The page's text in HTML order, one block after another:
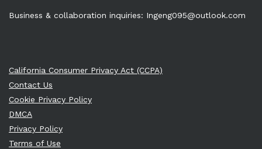
Business & collaboration inquiries: Ingeng095@outlook.com
California Consumer Privacy Act (CCPA)
Contact Us
Cookie Privacy Policy
DMCA
Privacy Policy
Terms of Use